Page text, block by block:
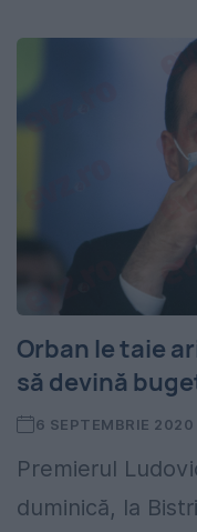
Orban le taie
să devină
6 SEPTEMBRIE 2020
Premierul
duminică, la